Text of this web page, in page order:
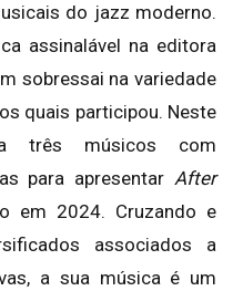
do jazz moderno.
assinalável na editora
sobressai na variedade
quais participou. Neste
três músicos com
para apresentar After
em 2024. Cruzando e
associados a
a sua música é um